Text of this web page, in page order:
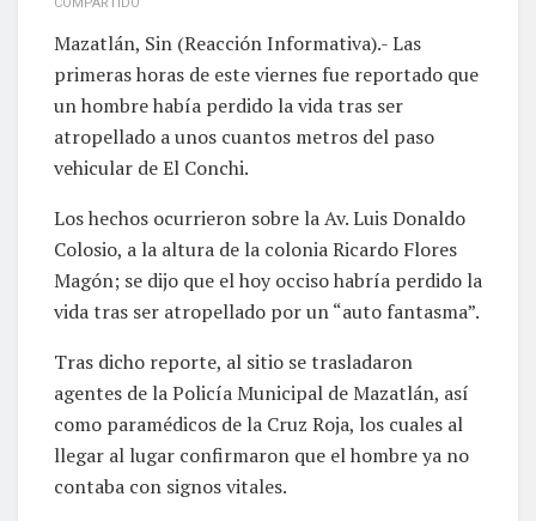
Mazatlán, Sin (Reacción Informativa).- Las
primeras horas de este viernes fue reportado que
un hombre había perdido la vida tras ser
atropellado a unos cuantos metros del paso
vehicular de El Conchi.
Los hechos ocurrieron sobre la Av. Luis Donaldo
Colosio, a la altura de la colonia Ricardo Flores
Magón; se dijo que el hoy occiso habría perdido la
vida tras ser atropellado por un “auto fantasma”.
Tras dicho reporte, al sitio se trasladaron
agentes de la Policía Municipal de Mazatlán, así
como paramédicos de la Cruz Roja, los cuales al
llegar al lugar confirmaron que el hombre ya no
contaba con signos vitales.